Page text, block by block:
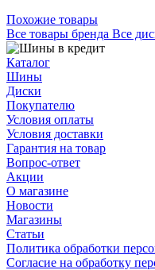
Похожие товары
Все товары бренда Все
Каталог
Шины
Диски
Покупателю
Условия оплаты
Условия доставки
Гарантия на товар
Вопрос-ответ
Акции
О магазине
Новости
Магазины
Статьи
Политика обработки
Согласие на обработку